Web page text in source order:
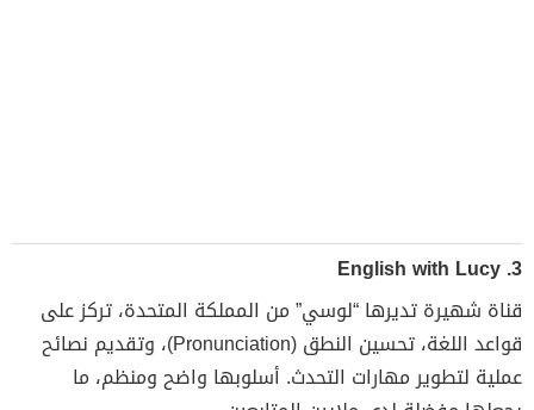
3.
English with Lucy
قناة شهيرة تديرها “لوسي” من المملكة المتحدة، تركز على
قواعد اللغة، تحسين النطق (Pronunciation)، وتقديم نصائح
عملية لتطوير مهارات التحدث. أسلوبها واضح ومنظم، ما